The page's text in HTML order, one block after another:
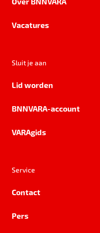
Vacatures
Sluit je aan
Lid worden
BNNVARA-account
VARAgids
Service
Contact
Pers